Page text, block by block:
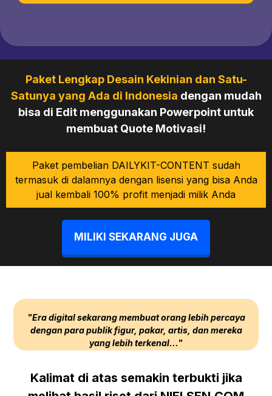
Paket Lengkap Desain Kekinian dan Satu-
Satunya yang Ada di Indonesia dengan mudah
bisa di Edit menggunakan Powerpoint untuk
membuat Quote Motivasi!
Paket pembelian DAILYKIT-CONTENT sudah
termasuk di dalamnya dengan lisensi yang bisa Anda
jual kembali 100% profit menjadi milik Anda
MILIKI SEKARANG JUGA
"Era digital sekarang membuat orang lebih percaya
dengan para publik figur, pakar, artis, dan mereka
yang lebih terkenal..."
Kalimat di atas semakin terbukti jika